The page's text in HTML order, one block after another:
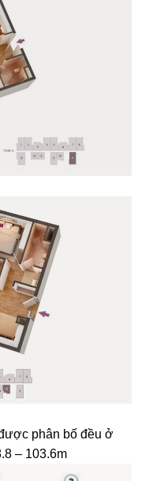
phân bố đều ở
– 103.6m